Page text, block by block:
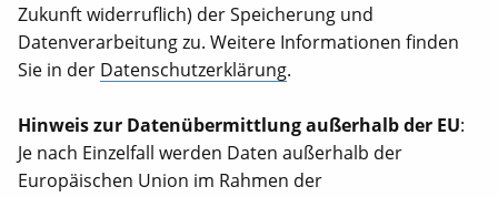
KONTAKT
Animal Equality Germany e.V.
Pappelallee 78/79
Berlin, 10437
030 23 32 94 58 0
Zukunft widerruflich) der Speicherung und
Datenverarbeitung zu. Weitere Informationen finden
Sie in der Datenschutzerklärung.
Hinweis zur Datenübermittlung außerhalb der EU:
Je nach Einzelfall werden Daten außerhalb der
Europäischen Union im Rahmen der